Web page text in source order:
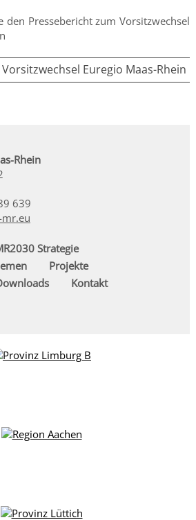
den Pressebericht zum Vorsitzwechsel
Euregio Maas-Rhein
Rhein
639
mr
Strategie
Projekte
Kontakt